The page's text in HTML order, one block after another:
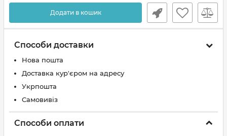
Додати в кошик
Способи доставки
Нова пошта
Доставка кур'єром на адресу
Укрпошта
Самовивіз
Способи оплати